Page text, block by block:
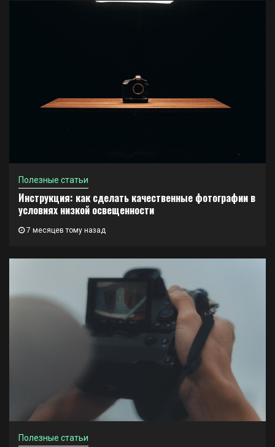
Полезные статьи
Инструкция: как сделать качественные фотографии в
условиях низкой освещенности
7 месяцев тому назад
Полезные статьи